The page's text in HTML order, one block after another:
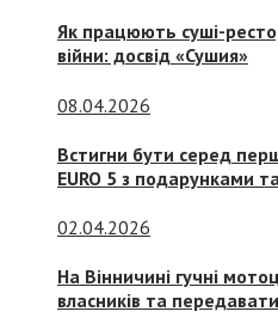
Як працюють суші-
війни: досвід «Сушия»
08.04.2026
Встигни бути серед
EURO 5 з подарунками
02.04.2026
На Вінничині гучні
власників та